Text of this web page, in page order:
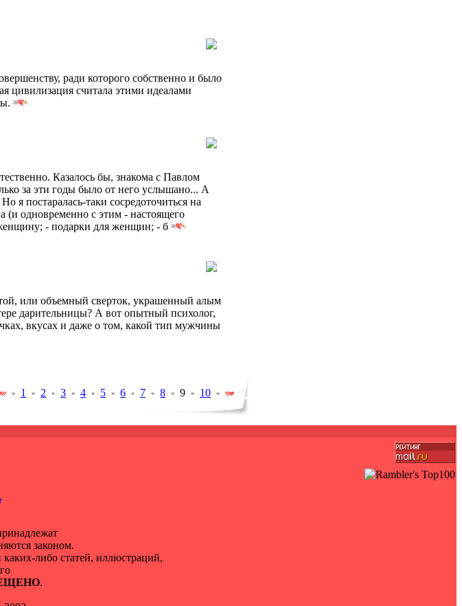
ради которого собственно и было
цивилизация считала этими идеалами
Казалось бы, знакома с Павлом
за эти годы было от него услышано... А
я постаралась-таки сосредоточиться на
(и одновременно с этим - настоящего
- подарки для женщин; - б
или объемный сверток, украшенный алым
дарительницы? А вот опытный психолог,
вкусах и даже о том, какой тип мужчины
1 2 3 4 5 6 7 8 9 10
законом.
либо статей, иллюстраций,
.